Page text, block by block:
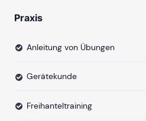
Praxis
Anleitung von Übungen
Gerätekunde
Freihanteltraining